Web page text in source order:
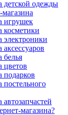
детской одежды
игрушек
косметики
электроники
белья
цветов
подарков
постельного
магазина?